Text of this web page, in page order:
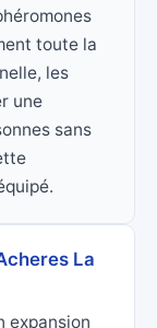
toute la
les
une
sans
La
expansion